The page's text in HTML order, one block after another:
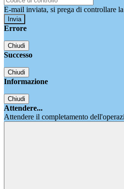
E-mail inviata, si prega di controllare
Errore
Chiudi
Successo
Chiudi
Informazione
Chiudi
Attendere...
Attendere il completamento